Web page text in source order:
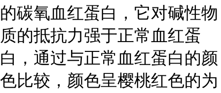
的碳氧血红蛋白，它对碱性物
质的抵抗力强于正常血红蛋
白，通过与正常血红蛋白的颜
色比较，颜色呈樱桃红色的为